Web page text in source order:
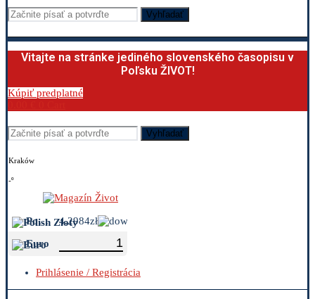
Vyhľadať
Vitajte na stránke jediného slovenského časopisu v
Poľsku ŽIVOT!
Kúpiť predplatné
Vyhľadať
Kraków
-º
Polish Zloty
4.2984zł
Euro
Prihlásenie / Registrácia